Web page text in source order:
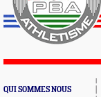
QUI SOMMES NOUS